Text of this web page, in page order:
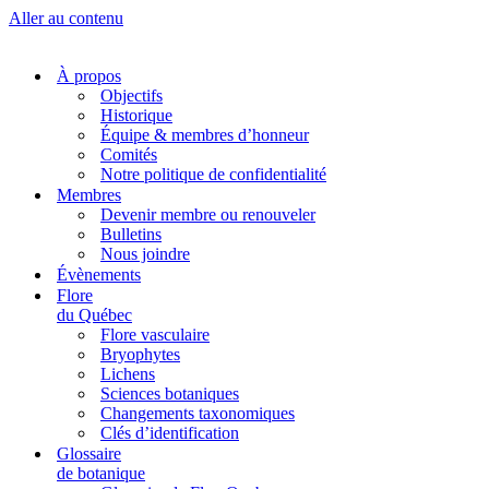
Aller au contenu
À propos
Objectifs
Historique
Équipe & membres d’honneur
Comités
Notre politique de confidentialité
Membres
Devenir membre ou renouveler
Bulletins
Nous joindre
Évènements
Flore
du Québec
Flore vasculaire
Bryophytes
Lichens
Sciences botaniques
Changements taxonomiques
Clés d’identification
Glossaire
de botanique